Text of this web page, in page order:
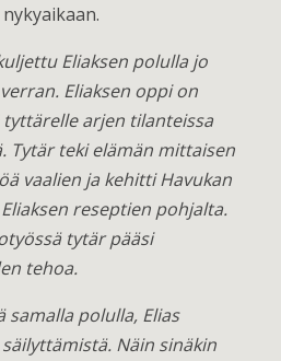
Eliaksen polulla jo
Eliaksen oppi on
arjen tilanteissa
Tytär teki elämän mittaisen
vaalien ja kehitti Havukan
reseptien pohjalta.
tytär pääsi
tehoa.
samalla polulla, Elias
Näin sinäkin